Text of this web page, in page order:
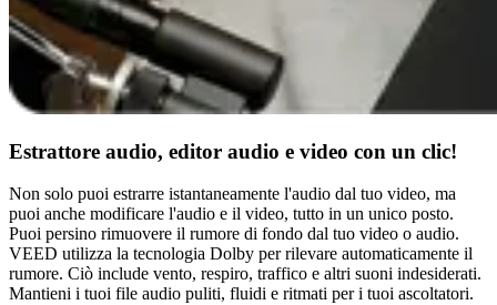
Estrattore audio, editor audio e video con un clic!
Non solo puoi estrarre istantaneamente l'audio dal tuo video, ma
puoi anche modificare l'audio e il video, tutto in un unico posto.
Puoi persino rimuovere il rumore di fondo dal tuo video o audio.
VEED utilizza la tecnologia Dolby per rilevare automaticamente il
rumore. Ciò include vento, respiro, traffico e altri suoni indesiderati.
Mantieni i tuoi file audio puliti, fluidi e ritmati per i tuoi ascoltatori.